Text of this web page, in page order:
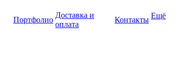
Портфолио
Доставка и
оплата
Контакты Ещё